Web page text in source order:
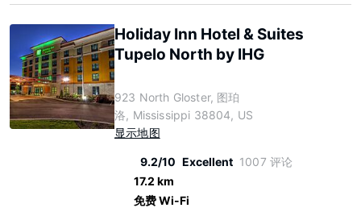
Holiday Inn Hotel & Suites
Tupelo North by IHG
923 North Gloster, 图珀
洛, Mississippi 38804, US
显示地图
9.2/10 Excellent 1007 评论
17.2 km
免费 Wi-Fi